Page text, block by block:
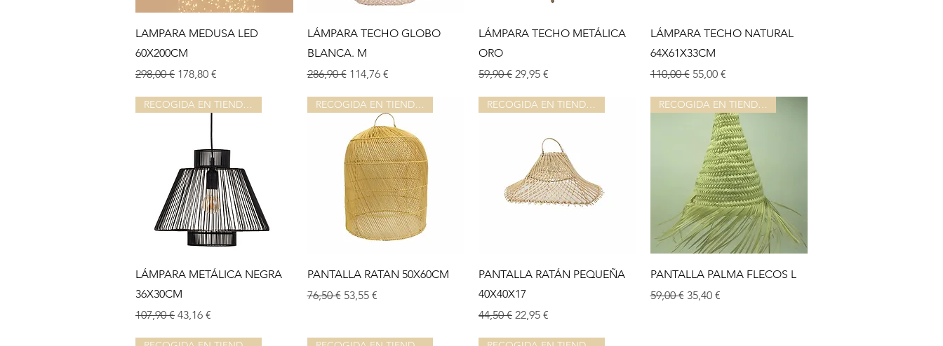
Aperçu rapide
LAMPARA MEDUSA LED
60X200CM
Prix original
298,00 € Prix promotionnel
178,80 €
Aperçu rapide
LÁMPARA TECHO GLOBO
BLANCA. M
Prix original
286,90 € Prix promotionnel
114,76 €
Aperçu rapide
LÁMPARA TECHO METÁLICA
ORO
Prix original
59,90 € Prix promotionnel
29,95 €
Aperçu rapide
LÁMPARA TECHO NATURAL
64X61X33CM
Prix original
110,00 € Prix promotionnel
55,00 €
Aperçu rapide
LÁMPARA METÁLICA NEGRA
36X30CM
Prix original
107,90 € Prix promotionnel
43,16 €
Aperçu rapide
RECOGIDA EN TIENDA O ALMACEN
PANTALLA RATAN 50X60CM
Prix original
76,50 € Prix promotionnel
53,55 €
Aperçu rapide
PANTALLA RATÁN PEQUEÑA
40X40X17
Prix original
44,50 € Prix promotionnel
22,95 €
Aperçu rapide
RECOGIDA EN TIENDA O ALMACEN
PANTALLA PALMA FLECOS L
Prix original
59,00 € Prix promotionnel
35,40 €